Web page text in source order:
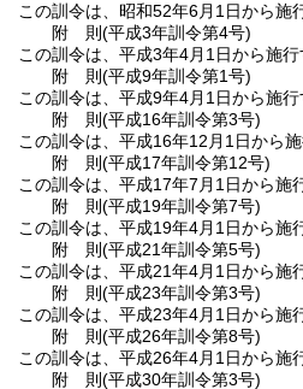
この訓令は、昭和52年6月1日から施
附 則(平成3年訓令第4号)
この訓令は、平成3年4月1日から施行
附 則(平成9年訓令第1号)
この訓令は、平成9年4月1日から施行
附 則(平成16年訓令第3号)
この訓令は、平成16年12月1日から施
附 則(平成17年訓令第12号)
この訓令は、平成17年7月1日から施
附 則(平成19年訓令第7号)
この訓令は、平成19年4月1日から施
附 則(平成21年訓令第5号)
この訓令は、平成21年4月1日から施
附 則(平成23年訓令第3号)
この訓令は、平成23年4月1日から施
附 則(平成26年訓令第8号)
この訓令は、平成26年4月1日から施
附 則(平成30年訓令第3号)